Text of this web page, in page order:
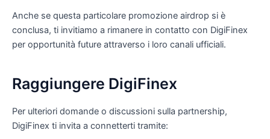
Anche se questa particolare promozione airdrop si è
conclusa, ti invitiamo a rimanere in contatto con DigiFinex
per opportunità future attraverso i loro canali ufficiali.
Raggiungere DigiFinex
Per ulteriori domande o discussioni sulla partnership,
DigiFinex ti invita a connetterti tramite: